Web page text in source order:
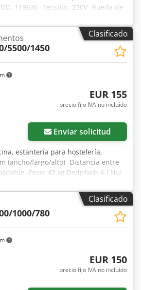
119636 -Tensión: 230V -Rueda de
Clasificado
5500/1450
EUR 155
precio fijo IVA no incluído
Enviar solicitud
estantería para hostelería,
(ancho/largo/alto) -Distancia entre
-Peso: 42 kg Dedpfxob A I Nuj
Clasificado
1000/780
EUR 150
precio fijo IVA no incluído